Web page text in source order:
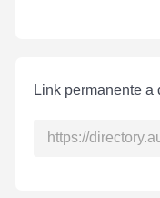
Link permanente a